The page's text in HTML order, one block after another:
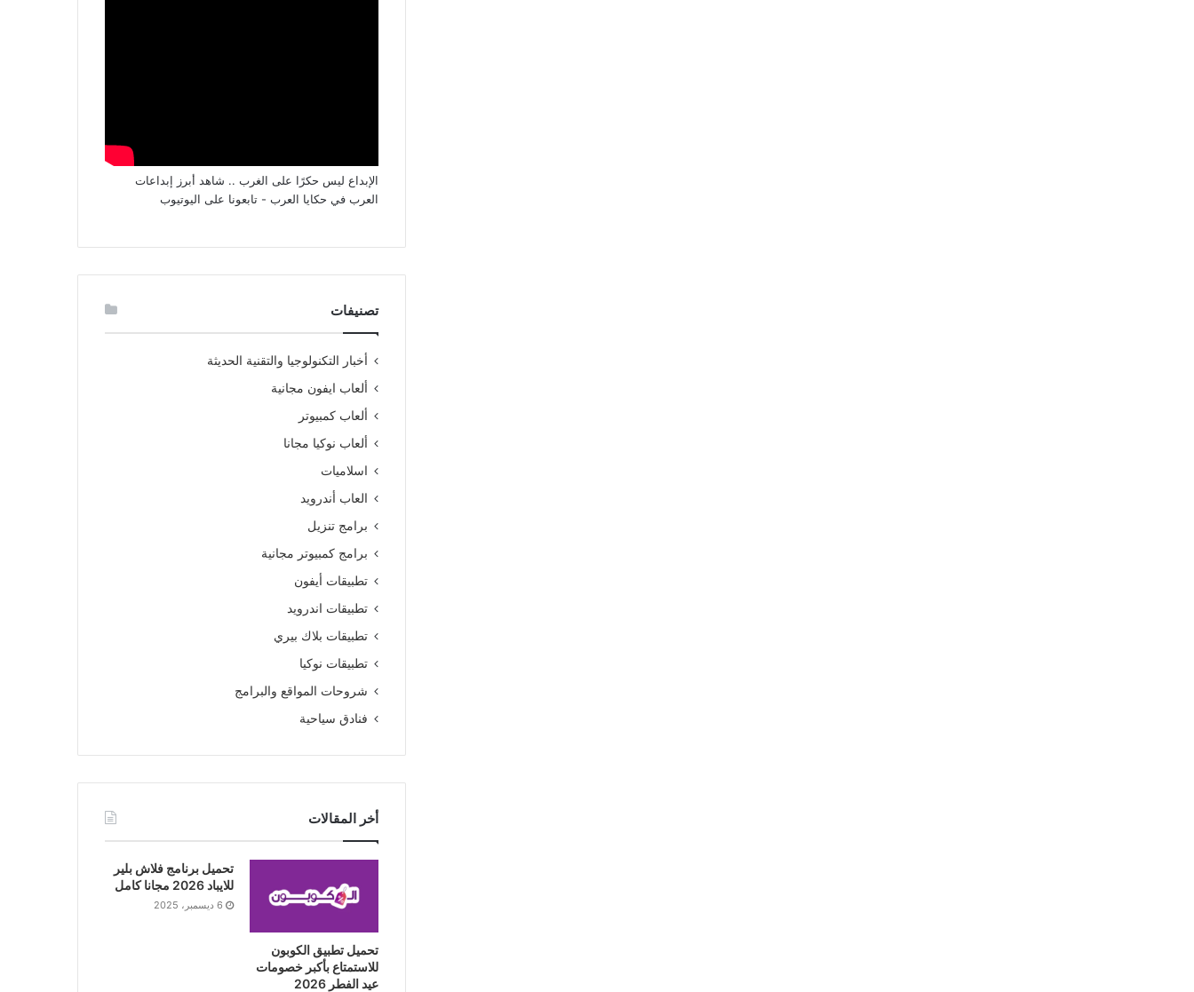
الإبداع ليس حكرًا على الغرب .. شاهد أبرز إبداعات
العرب في حكايا العرب - تابعونا على اليوتيوب
تصنيفات
أخبار التكنولوجيا والتقنية الحديثة
ألعاب ايفون مجانية
ألعاب كمبيوتر
ألعاب نوكيا مجانا
اسلاميات
العاب أندرويد
برامج تنزيل
برامج كمبيوتر مجانية
تطبيقات أيفون
تطبيقات اندرويد
تطبيقات بلاك بيري
تطبيقات نوكيا
شروحات المواقع والبرامج
فنادق سياحية
أخر المقالات
تحميل تطبيق الكوبون
للاستمتاع بأكبر خصومات
عيد الفطر 2026
تحميل برنامج فلاش بلير
للايباد 2026 مجانا كامل
6 ديسمبر، 2025